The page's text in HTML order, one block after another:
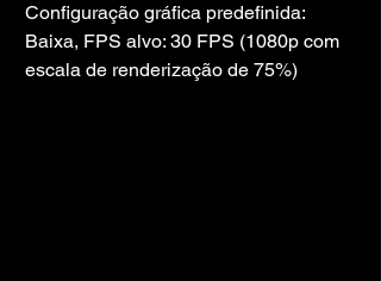
Configuração gráfica predefinida:
Baixa, FPS alvo: 30 FPS (1080p com
escala de renderização de 75%)